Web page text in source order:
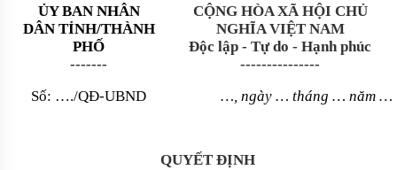
ỦY BAN NHÂN
DÂN TỈNH/THÀNH
PHỐ
-------
CỘNG HÒA XÃ HỘI CHỦ
NGHĨA VIỆT NAM
Độc lập - Tự do - Hạnh phúc
---------------
Số: …./QĐ-UBND …, ngày … tháng … năm …
QUYẾT ĐỊNH